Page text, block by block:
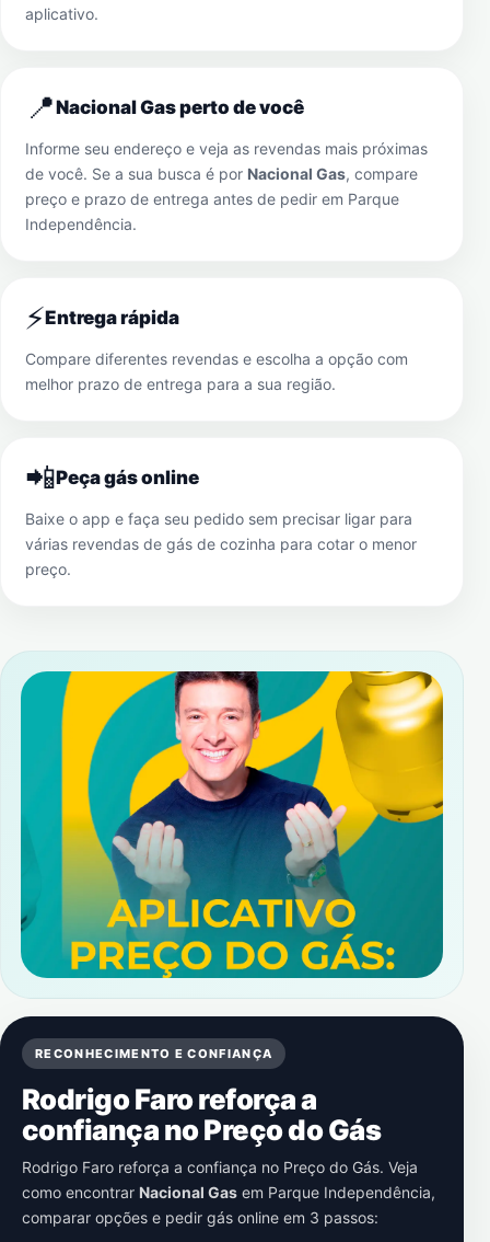
aplicativo.
📍Nacional Gas perto de você
Informe seu endereço e veja as revendas mais próximas
de você. Se a sua busca é por Nacional Gas, compare
preço e prazo de entrega antes de pedir em Parque
Independência.
⚡Entrega rápida
Compare diferentes revendas e escolha a opção com
melhor prazo de entrega para a sua região.
📲Peça gás online
Baixe o app e faça seu pedido sem precisar ligar para
várias revendas de gás de cozinha para cotar o menor
preço.
RECONHECIMENTO E CONFIANÇA
Rodrigo Faro reforça a
confiança no Preço do Gás
Rodrigo Faro reforça a confiança no Preço do Gás. Veja
como encontrar Nacional Gas em Parque Independência,
comparar opções e pedir gás online em 3 passos: